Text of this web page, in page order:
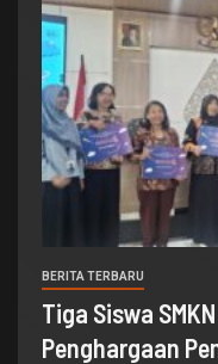
BERITA TERBARU
Tiga Siswa
Penghargaan